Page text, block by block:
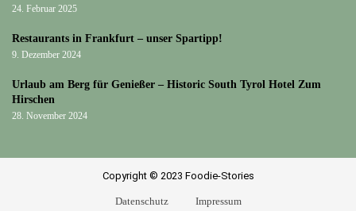
24. Februar 2025
Restaurants in Frankfurt – unser Spartipp!
9. Dezember 2024
Urlaub am Berg für Genießer – Historic South Tyrol Hotel Zum
Hirschen
28. November 2024
Copyright © 2023 Foodie-Stories
Datenschutz Impressum